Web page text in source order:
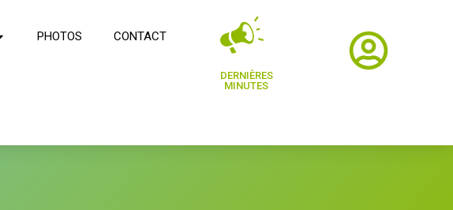
PHOTOS CONTACT
DERNIÈRES
MINUTES